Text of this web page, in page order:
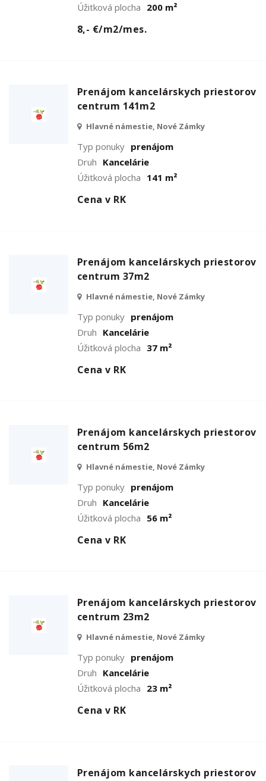
Úžitková plocha 200 m²
8,- €/m2/mes.
Prenájom kancelárskych priestorov
centrum 141m2
Hlavné námestie, Nové Zámky
Typ ponuky prenájom
Druh Kancelárie
Úžitková plocha 141 m²
Cena v RK
Prenájom kancelárskych priestorov
centrum 37m2
Hlavné námestie, Nové Zámky
Typ ponuky prenájom
Druh Kancelárie
Úžitková plocha 37 m²
Cena v RK
Prenájom kancelárskych priestorov
centrum 56m2
Hlavné námestie, Nové Zámky
Typ ponuky prenájom
Druh Kancelárie
Úžitková plocha 56 m²
Cena v RK
Prenájom kancelárskych priestorov
centrum 23m2
Hlavné námestie, Nové Zámky
Typ ponuky prenájom
Druh Kancelárie
Úžitková plocha 23 m²
Cena v RK
Prenájom kancelárskych priestorov